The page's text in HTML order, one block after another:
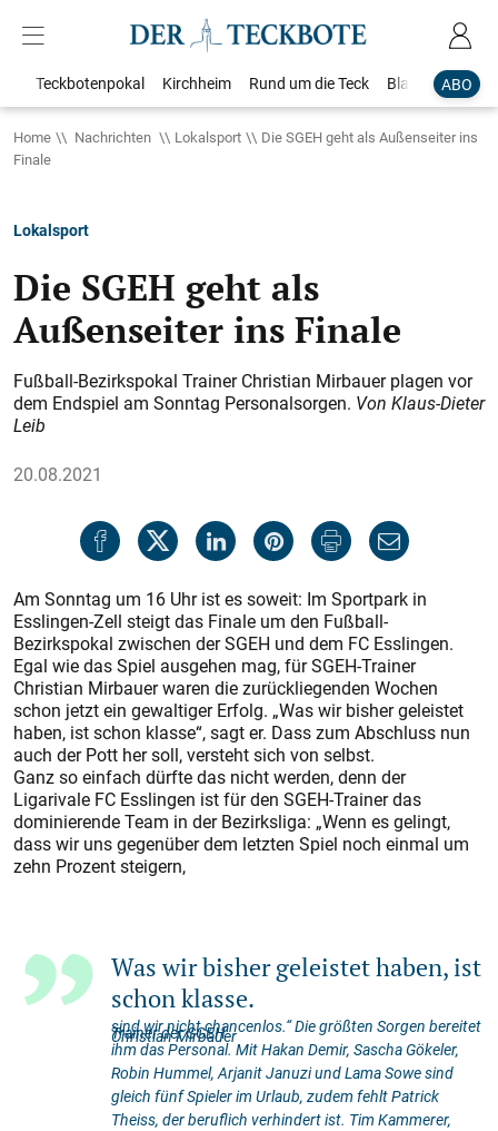
ABO
Teckbotenpokal Kirchheim Rund um die Teck Blaulicht
Home Nachrichten Lokalsport
Die SGEH geht als Außenseiter ins
Finale
Lokalsport
Die SGEH geht als
Außenseiter ins Finale
Fußball-Bezirkspokal Trainer Christian Mirbauer plagen vor
dem Endspiel am Sonntag Personalsorgen. Von Klaus-Dieter
Leib
20.08.2021
Am Sonntag um 16 Uhr ist es soweit: Im Sportpark in
Esslingen-Zell steigt das Finale um den Fußball-
Bezirkspokal zwischen der SGEH und dem FC Esslingen.
Egal wie das Spiel ausgehen mag, für SGEH-Trainer
Christian Mirbauer waren die zurückliegenden Wochen
schon jetzt ein gewaltiger Erfolg. „Was wir bisher geleistet
haben, ist schon klasse“, sagt er. Dass zum Abschluss nun
auch der Pott her soll, versteht sich von selbst.
Ganz so einfach dürfte das nicht werden, denn der
Ligarivale FC Esslingen ist für den SGEH-Trainer das
dominierende Team in der Bezirksliga: „Wenn es gelingt,
dass wir uns gegenüber dem letzten Spiel noch einmal um
zehn Prozent steigern,
Was wir bisher geleistet haben, ist
schon klasse.
Christian Mirbauer
Trainer der SGEH
sind wir nicht chancenlos.“ Die größten Sorgen bereitet
ihm das Personal. Mit Hakan Demir, Sascha Gökeler,
Robin Hummel, Arjanit Januzi und Lama Sowe sind
gleich fünf Spieler im Urlaub, zudem fehlt Patrick
Theiss, der beruflich verhindert ist. Tim Kammerer,